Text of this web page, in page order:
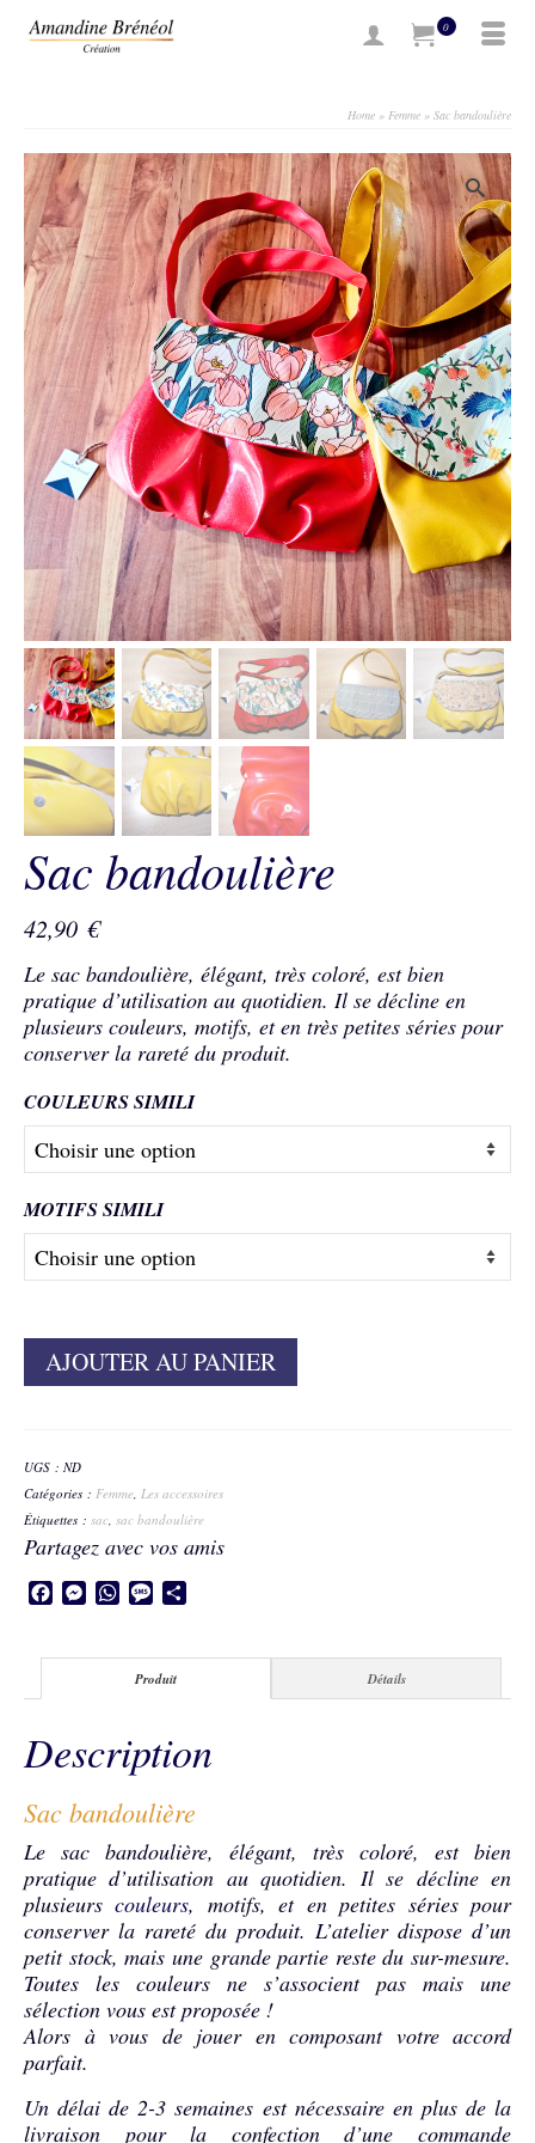
0
Home » Femme » Sac bandoulière
Sac bandoulière
42,90 €
Le sac bandoulière, élégant, très coloré, est bien
pratique d’utilisation au quotidien. Il se décline en
plusieurs couleurs, motifs, et en très petites séries pour
conserver la rareté du produit.
COULEURS SIMILI
MOTIFS SIMILI
AJOUTER AU PANIER
UGS : ND
Catégories : Femme, Les accessoires
Étiquettes : sac, sac bandoulière
Partagez avec vos amis
FacebookMessengerWhatsAppMessage
Produit Détails
Description
Sac bandoulière
Le sac bandoulière, élégant, très coloré, est bien
pratique d’utilisation au quotidien. Il se décline en
plusieurscouleurs, motifs, et en petites séries pour
conserver la rareté du produit. L’atelier dispose d’un
petit stock, mais une grande partie reste du sur-mesure.
Toutes les couleurs ne s’associent pas mais une
sélection vous est proposée !
Alors à vous de jouer en composant votre accord
parfait.
Un délai de 2-3 semaines est nécessaire en plus de la
livraison pour la confection d’une commande